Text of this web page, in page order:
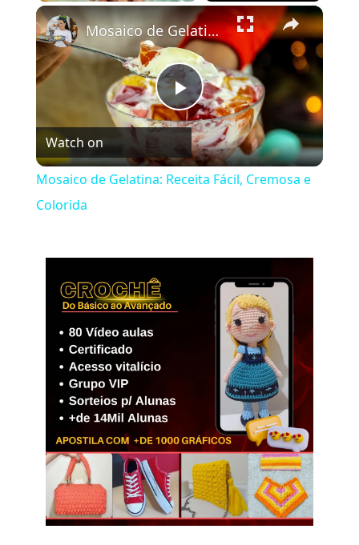
×
Play
Video
Mosaico de Gelatina: Receita Fácil, Cremosa e Colorida
Watch on
Mosaico de Gelatina: Receita Fácil, Cremosa e
Colorida